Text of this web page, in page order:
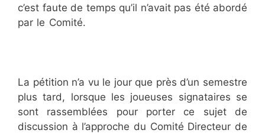
c’est faute de temps qu’il n’avait pas été abordé
par le Comité.
La pétition n’a vu le jour que près d’un semestre
plus tard, lorsque les joueuses signataires se
sont rassemblées pour porter ce sujet de
discussion à l’approche du Comité Directeur de